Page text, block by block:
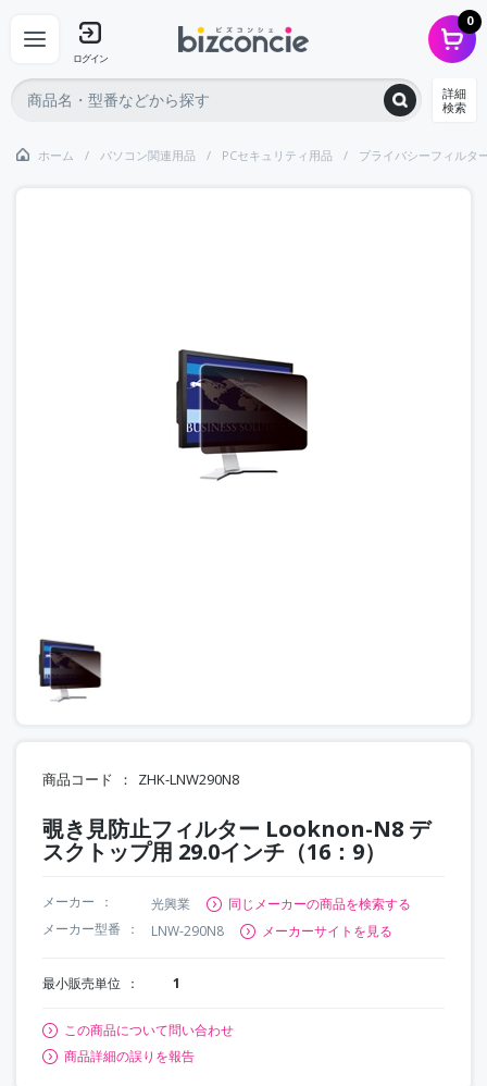
ログイン
0
詳細
検索
ホーム パソコン関連用品 PCセキュリティ用品 プライバシーフィルタ
商品コード ZHK-LNW290N8
覗き見防止フィルター Looknon-N8 デ
スクトップ用 29.0インチ（16：9）
メーカー 光興業
同じメーカーの商品を検索する
メーカー型番
LNW-290N8 メーカーサイトを見る
最小販売単位 1
この商品について問い合わせ
商品詳細の誤りを報告